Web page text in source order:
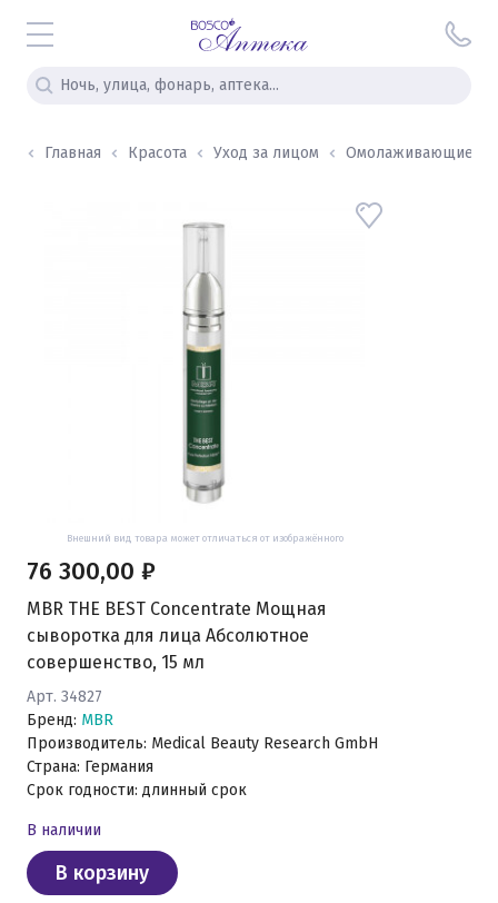
Главная Красота Уход за лицом Омолаживающие
Внешний вид товара может отличаться от изображённого
MBR THE BEST Concentrate Мощная
сыворотка для лица Абсолютное
совершенство, 15 мл
Арт. 34827
Бренд: MBR
Производитель: Medical Beauty Research GmbH
Страна: Германия
Срок годности: длинный срок
76 300,00 ₽
В наличии
В корзину